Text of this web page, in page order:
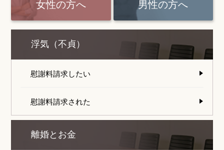
女性の方へ 男性の方へ
浮気（不貞）
慰謝料請求したい
慰謝料請求された
離婚とお金